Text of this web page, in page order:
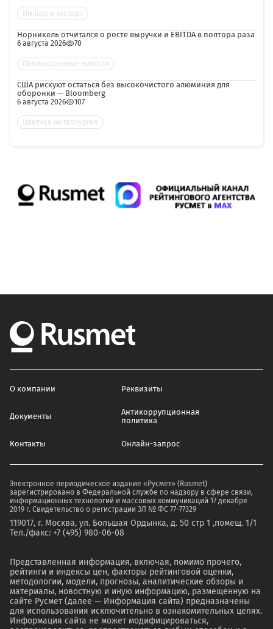
Импорт и экспорт
Норникель отчитался о росте выручки и EBITDA в полтора раза
6 августа 2026 70
Промышленные новости
США рискуют остаться без высокочистого алюминия для
оборонки — Bloomberg
6 августа 2026 107
Цветная металлургия
О компании Реквизиты
Документы
Антикоррупционная
политика
Контакты Онлайн-запрос
Электронное периодическое издание «Русмет» (Rusmet)
зарегистрировано в Федеральной службе по надзору в сфере связи,
информационных технологий и массовых коммуникаций 17 декабря
2019 г. Свидетельство о регистрации ЭЛ № ФС 77–77329
119017, г. Москва, ул. Большая Ордынка, д. 50 стр 1 ,помещ. 1/1
Тел./факс: +7 (495) 980-06-08
Представленная информация, включая, помимо прочего,
рейтинги и индексы цен, факторы рейтинговой оценки,
методологии, модели, прогнозы, аналитические обзоры и
материалы, новостную и иную информацию, размещенную на
сайте Русмет (далее — Информация сайта) предназначены
для использования исключительно в ознакомительных целях.
Информация сайта не может модифицироваться,